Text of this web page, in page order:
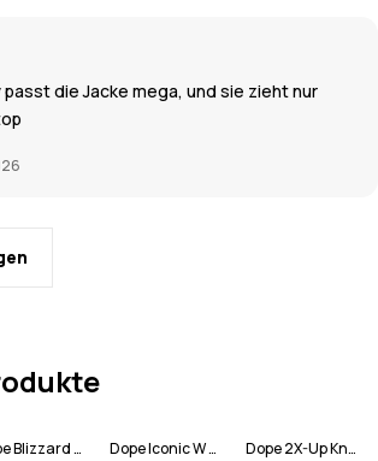
passt die Jacke mega, und sie zieht nur
Dope Blizzard W Full Zip Snowboardjacke Damen
Dope Iconic W Snowboardhose Damen
Dope 2X-Up Knitted Schlauchtuch